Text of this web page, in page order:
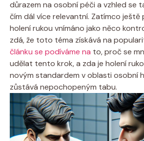
důrazem na osobní péči a vzhled se
čím dál více relevantní. Zatímco
holení rukou vnímáno jako něco
zdá, že toto téma získává na
článku se podíváme na to, proč se
udělat tento krok, a zda je holení
novým standardem v oblasti osobní
zůstává nepochopeným tabu.